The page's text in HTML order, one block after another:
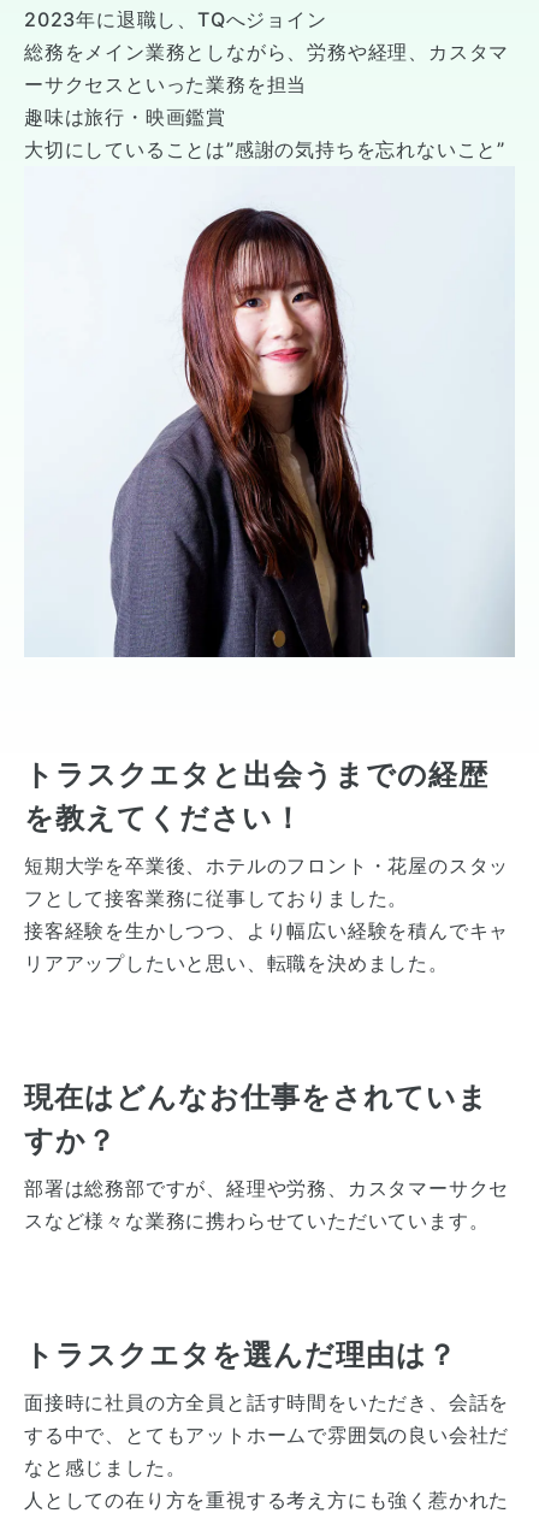
2023年に退職し、TQへジョイン
総務をメイン業務としながら、労務や経理、カスタマ
ーサクセスといった業務を担当
趣味は旅行・映画鑑賞
大切にしていることは”感謝の気持ちを忘れないこと”
トラスクエタと出会うまでの経歴
を教えてください！
短期大学を卒業後、ホテルのフロント・花屋のスタッ
フとして接客業務に従事しておりました。
接客経験を生かしつつ、より幅広い経験を積んでキャ
リアアップしたいと思い、転職を決めました。
現在はどんなお仕事をされていま
すか？
部署は総務部ですが、経理や労務、カスタマーサクセ
スなど様々な業務に携わらせていただいています。
トラスクエタを選んだ理由は？
面接時に社員の方全員と話す時間をいただき、会話を
する中で、とてもアットホームで雰囲気の良い会社だ
なと感じました。
人としての在り方を重視する考え方にも強く惹かれた